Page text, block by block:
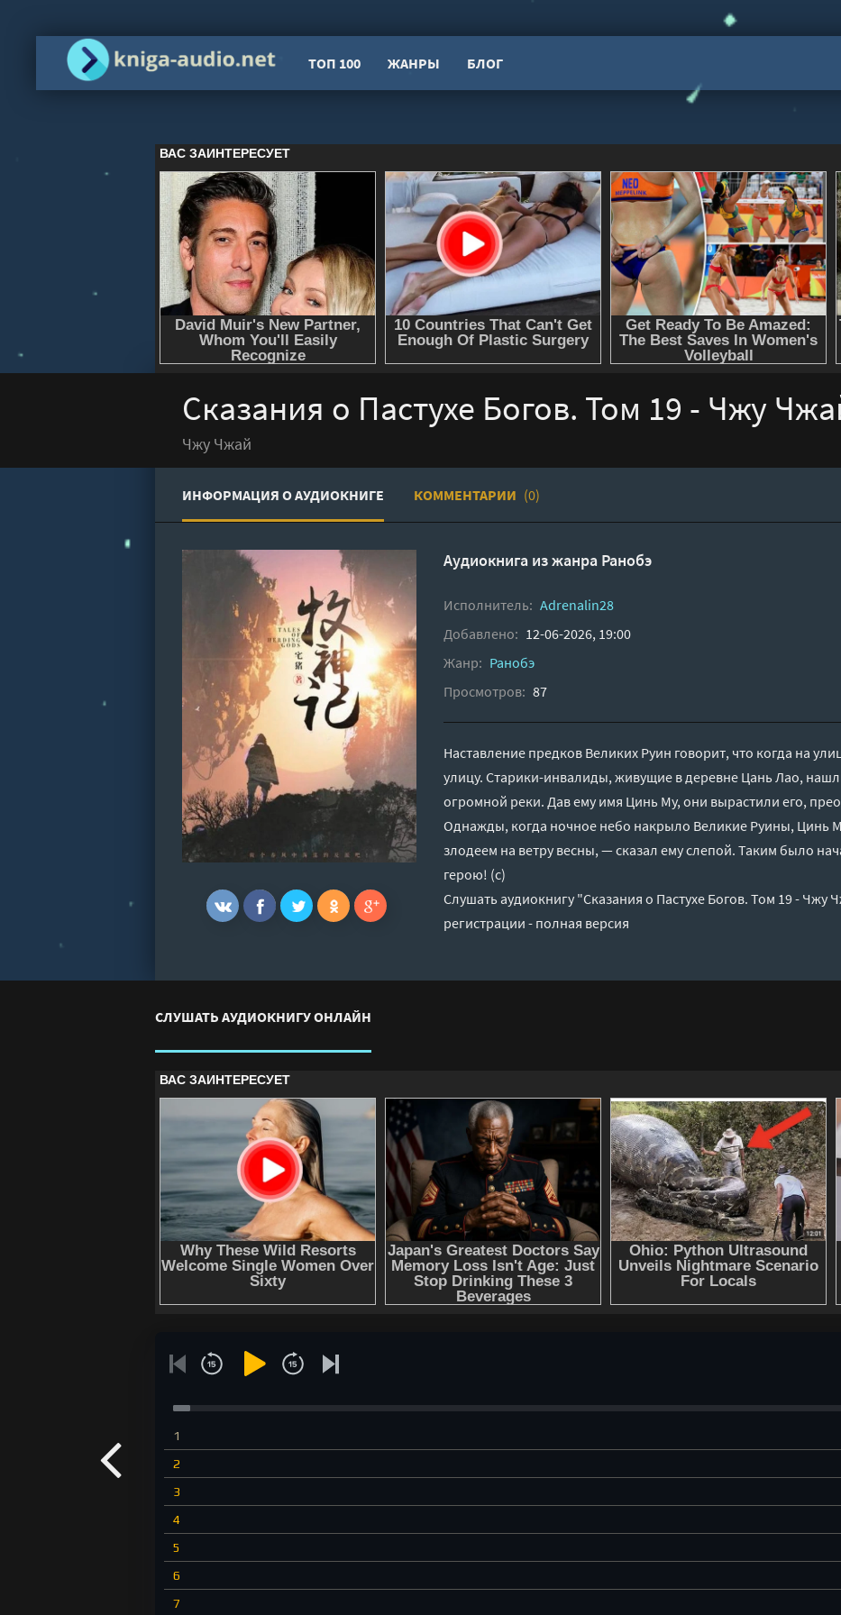
ТОП 100 ЖАНРЫ БЛОГ
Сказания о Пастухе Богов. Том 19 - Чжу
Чжу Чжай
ИНФОРМАЦИЯ О АУДИОКНИГЕ КОММЕНТАРИИ (0)
Аудиокнига из жанра Ранобэ
Исполнитель: Adrenalin28
Добавлено: 12-06-2026, 19:00
Жанр: Ранобэ
Просмотров: 87
Наставление предков Великих Руин говорит, что когда на
улицу. Старики-инвалиды, живущие в деревне Цань Лао,
огромной реки. Дав ему имя Цинь Му, они вырастили его,
Однажды, когда ночное небо накрыло Великие Руины,
злодеем на ветру весны, — сказал ему слепой. Таким было
герою! (с)
Слушать аудиокнигу "Сказания о Пастухе Богов. Том 19 - Чжу
регистрации - полная версия
СЛУШАТЬ АУДИОКНИГУ ОНЛАЙН
1
2
3
4
5
6
7